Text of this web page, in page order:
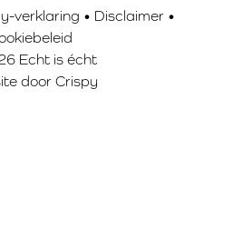
Echt is écht
verklaring • Disclaimer•
door Crispy